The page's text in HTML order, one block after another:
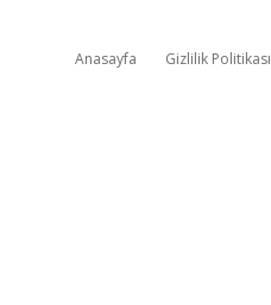
Anasayfa Gizlilik Politikası